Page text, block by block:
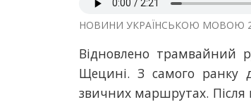
НОВИНИ УКРАЇНСЬКОЮ МОВОЮ
Відновлено трамвайний
Щецині. З самого ранку
звичних маршрутах. Після